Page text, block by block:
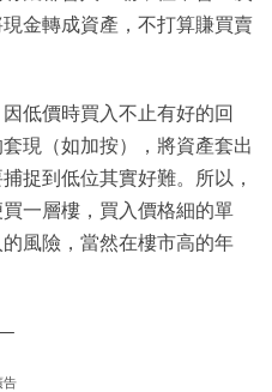
金轉成資產，不打算賺買賣
低價時買入不止有好的回
現（如加按），將資產套出
捉到低位其實好難。所以，
一層樓，買入價格細的單
風險，當然在樓市高的年
告